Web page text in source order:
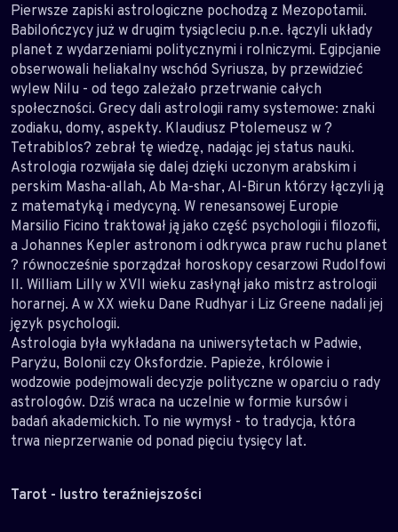
Pierwsze zapiski astrologiczne pochodzą z Mezopotamii.
Babilończycy już w drugim tysiącleciu p.n.e. łączyli układy
planet z wydarzeniami politycznymi i rolniczymi. Egipcjanie
obserwowali heliakalny wschód Syriusza, by przewidzieć
wylew Nilu - od tego zależało przetrwanie całych
społeczności. Grecy dali astrologii ramy systemowe: znaki
zodiaku, domy, aspekty. Klaudiusz Ptolemeusz w ?
Tetrabiblos? zebrał tę wiedzę, nadając jej status nauki.
Astrologia rozwijała się dalej dzięki uczonym arabskim i
perskim Masha-allah, Ab Ma-shar, Al-Birun którzy łączyli ją
z matematyką i medycyną. W renesansowej Europie
Marsilio Ficino traktował ją jako część psychologii i filozofii,
a Johannes Kepler astronom i odkrywca praw ruchu planet
? równocześnie sporządzał horoskopy cesarzowi Rudolfowi
II. William Lilly w XVII wieku zasłynął jako mistrz astrologii
horarnej. A w XX wieku Dane Rudhyar i Liz Greene nadali jej
język psychologii.
Astrologia była wykładana na uniwersytetach w Padwie,
Paryżu, Bolonii czy Oksfordzie. Papieże, królowie i
wodzowie podejmowali decyzje polityczne w oparciu o rady
astrologów. Dziś wraca na uczelnie w formie kursów i
badań akademickich. To nie wymysł - to tradycja, która
trwa nieprzerwanie od ponad pięciu tysięcy lat.
Tarot - lustro teraźniejszości